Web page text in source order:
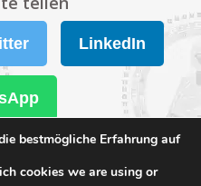
bestmögliche Erfahrung auf
cookies we are using or
LinkedIn